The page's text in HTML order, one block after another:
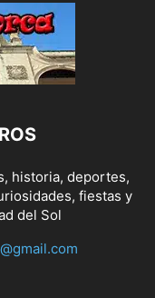
historia, deportes,
fiestas y
del Sol